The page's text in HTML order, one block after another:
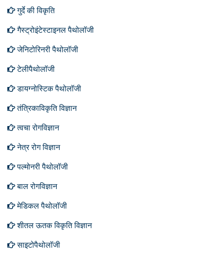
गुर्दे की विकृति
गैस्ट्रोइंटेस्टाइनल पैथोलॉजी
जेनिटोरिनरी पैथोलॉजी
टेलीपैथोलॉजी
डायग्नोस्टिक पैथोलॉजी
तंत्रिकाविकृति विज्ञान
त्वचा रोगविज्ञान
नेत्र रोग विज्ञान
पल्मोनरी पैथोलॉजी
बाल रोगविज्ञान
मेडिकल पैथोलॉजी
शीतल ऊतक विकृति विज्ञान
साइटोपैथोलॉजी